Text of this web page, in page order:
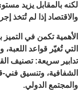
لكنه بالمقابل يزيد
والاقتصاد إذا لم تُتخذ
الأهمية تكمن في التميز
التي تُغيّر قواعد
تدابير سريعة: تصنيف
الشفافية، وتنسيق فني-
والمجتمع الدولي.